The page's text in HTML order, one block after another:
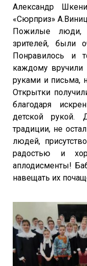
Александр
«Сюрприз»
Пожилые люди,
зрителей, были
Понравилось и
каждому вручили
руками и письма,
Открытки
благодаря
детской рукой.
традиции, не
людей,
радостью и
аплодисменты!
навещать их